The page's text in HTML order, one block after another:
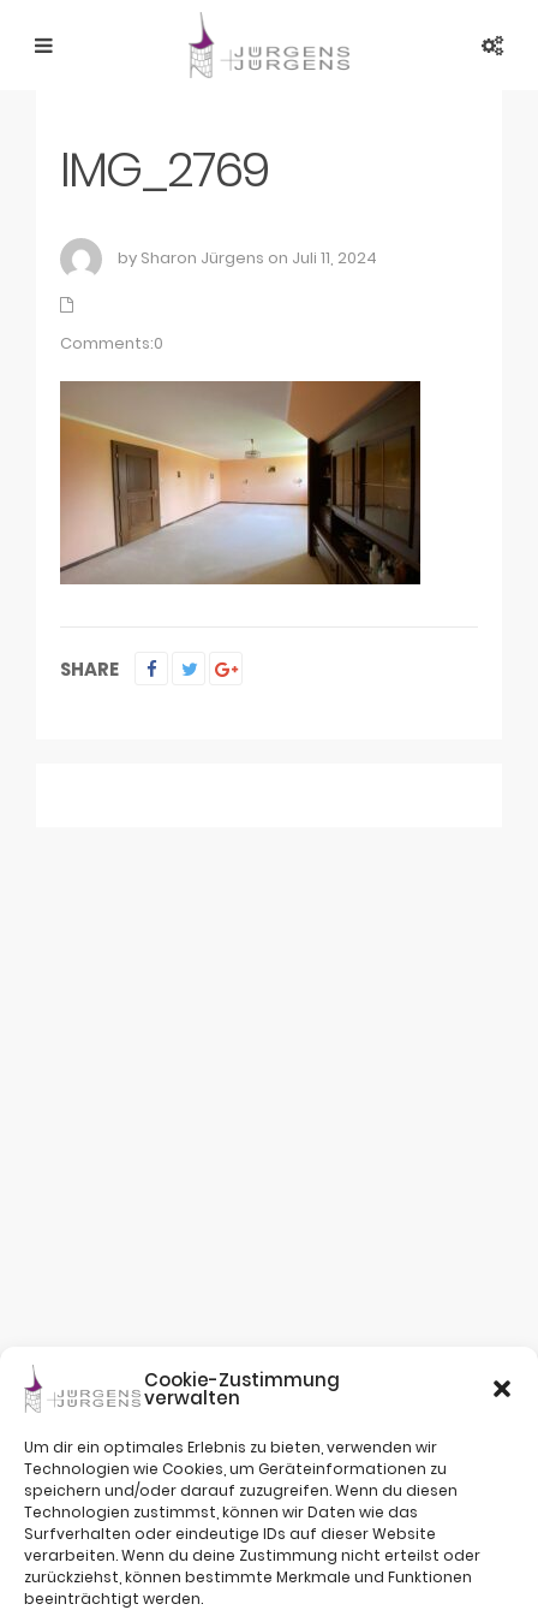
Cookie-Zustimmung
verwalten
Um dir ein optimales Erlebnis zu bieten, verwenden wir
Technologien wie Cookies, um Geräteinformationen zu
speichern und/oder darauf zuzugreifen. Wenn du diesen
Technologien zustimmst, können wir Daten wie das
Surfverhalten oder eindeutige IDs auf dieser Website
verarbeiten. Wenn du deine Zustimmung nicht erteilst oder
zurückziehst, können bestimmte Merkmale und Funktionen
beeinträchtigt werden.
IMG_2769
by Sharon Jürgens on Juli 11, 2024
Comments:0
SHARE